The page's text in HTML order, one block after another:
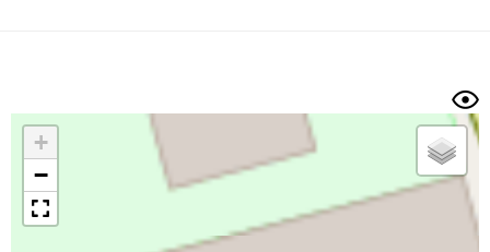
Trier par
Photos
+
−